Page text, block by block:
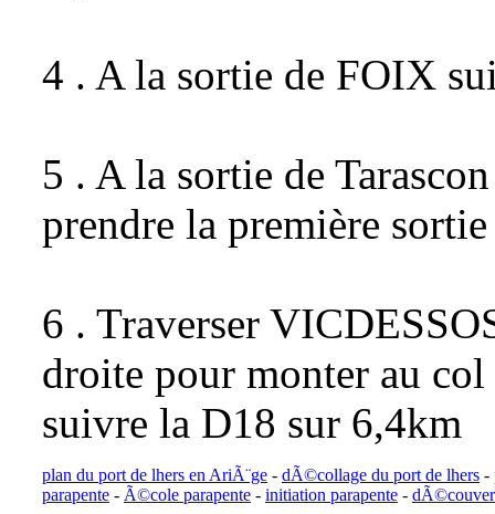
4 . A la sortie de FOIX
5 . A la sortie de
prendre la première
6 . Traverser
droite pour monter au
suivre la D18 sur 6,4km
plan du port de lhers en AriÃ¨ge - dÃ©collage du port de lhers -
parapente - Ã©cole parapente - initiation parapente -